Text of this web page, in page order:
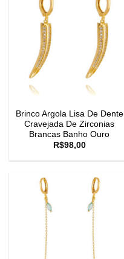
Brinco Argola Lisa De Dente
Cravejada De Zirconias
Brancas Banho Ouro
R$98,00